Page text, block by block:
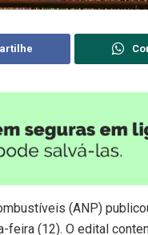
(ANP)
feira (12). O edital